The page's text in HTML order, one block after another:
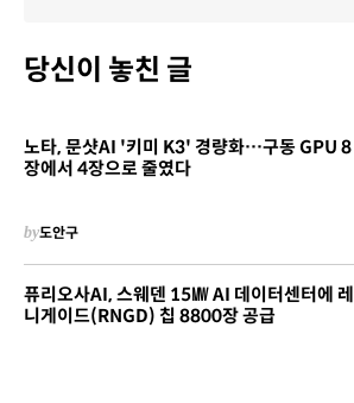
당신이 놓친 글
노타, 문샷AI '키미 K3' 경량화…구동 GPU 8
장에서 4장으로 줄였다
by도안구
퓨리오사AI, 스웨덴 15㎿ AI 데이터센터에 레
니게이드(RNGD) 칩 8800장 공급